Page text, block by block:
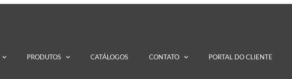
PRODUTOS CATÁLOGOS CONTATO PORTAL DO CLIENTE